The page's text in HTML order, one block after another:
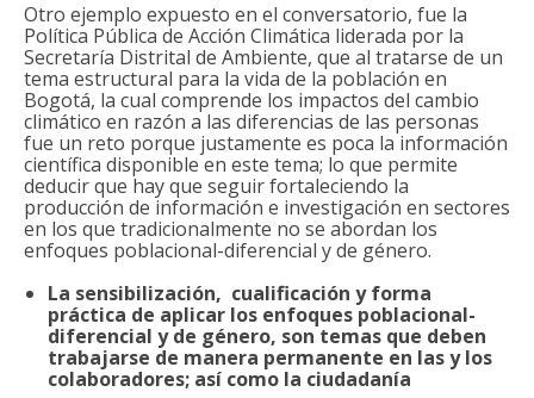
Otro ejemplo expuesto en el conversatorio, fue la
Política Pública de Acción Climática liderada por la
Secretaría Distrital de Ambiente, que al tratarse de un
tema estructural para la vida de la población en
Bogotá, la cual comprende los impactos del cambio
climático en razón a las diferencias de las personas
fue un reto porque justamente es poca la información
científica disponible en este tema; lo que permite
deducir que hay que seguir fortaleciendo la
producción de información e investigación en sectores
en los que tradicionalmente no se abordan los
enfoques poblacional-diferencial y de género.
La sensibilización, cualificación y forma
práctica de aplicar los enfoques poblacional-
diferencial y de género, son temas que deben
trabajarse de manera permanente en las y los
colaboradores; así como la ciudadanía